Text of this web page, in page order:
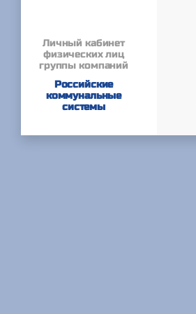
Личный кабинет
физических лиц
группы компаний
Российские
коммунальные
системы